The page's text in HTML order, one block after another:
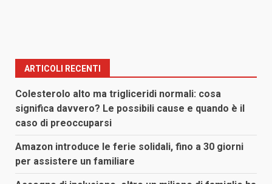
ARTICOLI RECENTI
Colesterolo alto ma trigliceridi normali: cosa
significa davvero? Le possibili cause e quando è il
caso di preoccuparsi
Amazon introduce le ferie solidali, fino a 30 giorni
per assistere un familiare